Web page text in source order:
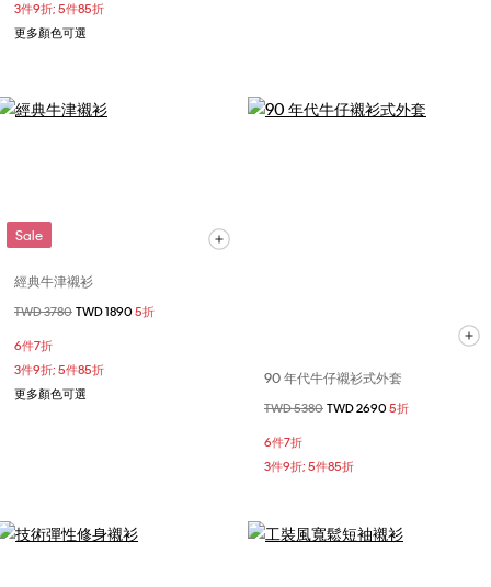
3件9折; 5件85折
更多顏色可選
Sale
經典牛津襯衫
價格扣減從
TWD 3780 至
TWD 1890 5折
6件7折
3件9折; 5件85折
更多顏色可選
90 年代牛仔襯衫式外套
價格扣減從
TWD 5380 至
TWD 2690 5折
6件7折
3件9折; 5件85折